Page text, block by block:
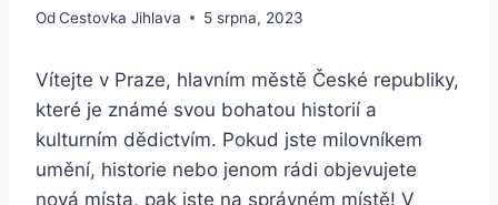
OdCestovka Jihlava 5 srpna, 2023
Vítejte v Praze, hlavním městě České republiky,
které je známé svou bohatou historií a
kulturním dědictvím. Pokud jste milovníkem
umění, historie nebo jenom rádi objevujete
nová místa, pak jste na správném místě! V